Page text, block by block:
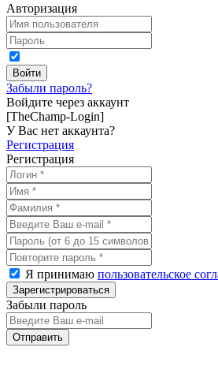
Авторизация
Забыли пароль?
Войдите через аккаунт
[TheChamp-Login]
У Вас нет аккаунта?
Регистрация
Регистрация
Я принимаю пользовательское
Забыли пароль